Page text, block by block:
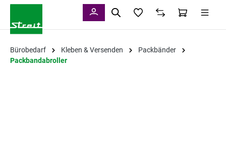
Bürobedarf Kleben & Versenden
Packbänder
Packbandabroller